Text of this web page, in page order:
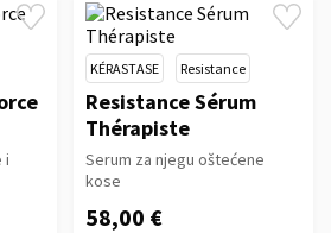
i
KÉRASTASE Resistance
Resistance Sérum
Thérapiste
Serum za njegu oštećene
kose
58,00 €